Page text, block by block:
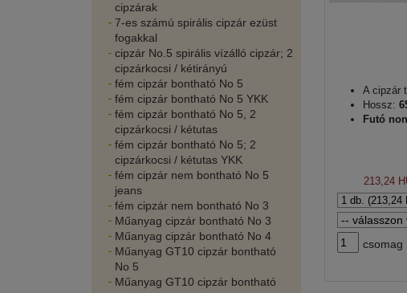
cipzárak
7-es számú spirális cipzár ezüst
fogakkal
cipzár No.5 spirális vízálló cipzár; 2
cipzárkocsi / kétirányú
fém cipzár bontható No 5
fém cipzár bontható No 5 YKK
fém cipzár bontható No 5, 2
cipzárkocsi / kétutas
fém cipzár bontható No 5; 2
cipzárkocsi / kétutas YKK
fém cipzár nem bontható No 5
jeans
fém cipzár nem bontható No 3
Műanyag cipzár bontható No 3
Műanyag cipzár bontható No 4
Műanyag GT10 cipzár bontható
No 5
Műanyag GT10 cipzár bontható
A cipzár
Hossz:
Futó
213,24
csomag